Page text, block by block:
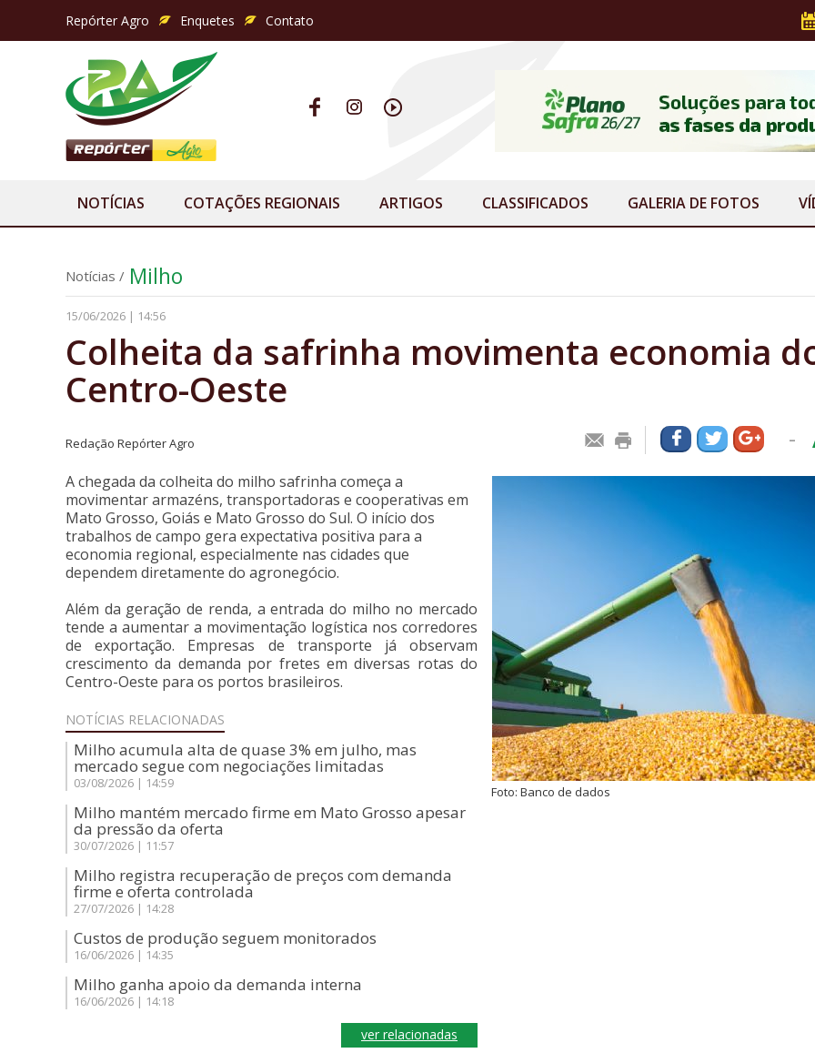
Repórter Agro Enquetes Contato
NOTÍCIAS COTAÇÕES REGIONAIS ARTIGOS CLASSIFICADOS GALERIA DE FOTOS
Notícias / Milho
15/06/2026 | 14:56
Colheita da safrinha movimenta economia
Centro-Oeste
Redação Repórter Agro -
Foto: Banco de dados
A chegada da colheita do milho safrinha começa a
movimentar armazéns, transportadoras e cooperativas em
Mato Grosso, Goiás e Mato Grosso do Sul. O início dos
trabalhos de campo gera expectativa positiva para a
economia regional, especialmente nas cidades que
dependem diretamente do agronegócio.
Além da geração de renda, a entrada do milho no mercado
tende a aumentar a movimentação logística nos corredores
de exportação. Empresas de transporte já observam
crescimento da demanda por fretes em diversas rotas do
Centro-Oeste para os portos brasileiros.
NOTÍCIAS RELACIONADAS
Milho acumula alta de quase 3% em julho, mas
mercado segue com negociações limitadas
03/08/2026 | 14:59
Milho mantém mercado firme em Mato Grosso apesar
da pressão da oferta
30/07/2026 | 11:57
Milho registra recuperação de preços com demanda
firme e oferta controlada
27/07/2026 | 14:28
Custos de produção seguem monitorados
16/06/2026 | 14:35
Milho ganha apoio da demanda interna
16/06/2026 | 14:18
ver relacionadas